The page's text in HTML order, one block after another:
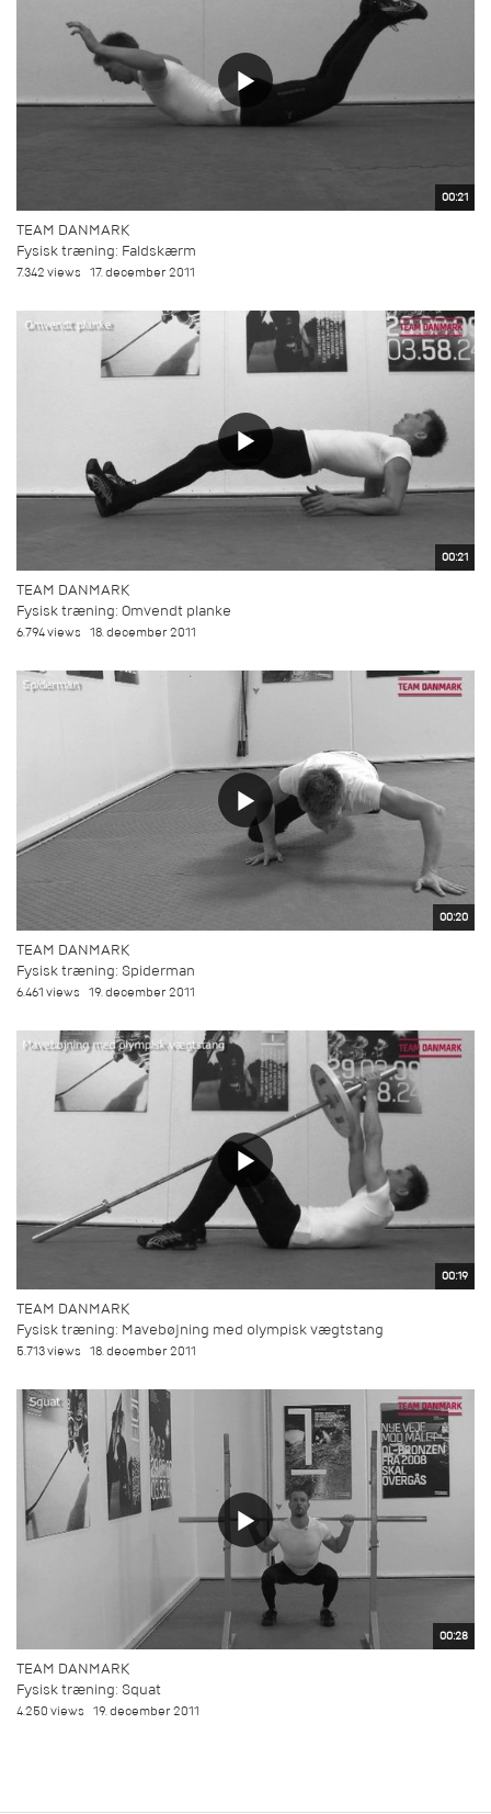
00:21
TEAM DANMARK
Fysisk træning: Faldskærm
7.342 views 17. december 2011
00:21
TEAM DANMARK
Fysisk træning: Omvendt planke
6.794 views 18. december 2011
00:20
TEAM DANMARK
Fysisk træning: Spiderman
6.461 views 19. december 2011
00:19
TEAM DANMARK
Fysisk træning: Mavebøjning med olympisk vægtstang
5.713 views 18. december 2011
00:28
TEAM DANMARK
Fysisk træning: Squat
4.250 views 19. december 2011